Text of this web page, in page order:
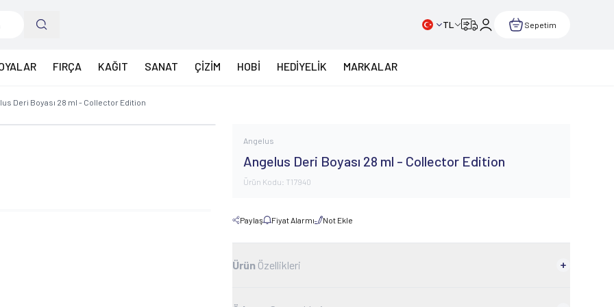
TL Sepetim
FIRÇA KAĞIT SANAT ÇİZİM HOBİ HEDİYELİK MARKALAR
Deri Boyası 28 ml - Collector Edition
Angelus
Angelus Deri Boyası 28 ml - Collector Edition
Ürün Kodu: T17940
Paylaş Fiyat Alarmı Not Ekle
Ürün Özellikleri